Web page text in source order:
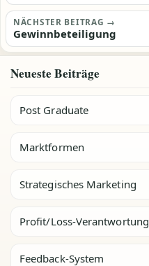
NÄCHSTER BEITRAG →
Gewinnbeteiligung
Neueste Beiträge
Post Graduate
Marktformen
Strategisches Marketing
Profit/Loss-Verantwortung
Feedback-System